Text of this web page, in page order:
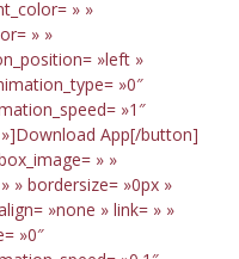
» »
» »
»left »
»0″
»1″
App[/button]
» »
» bordersize= »0px »
»none » link= » »
»0″